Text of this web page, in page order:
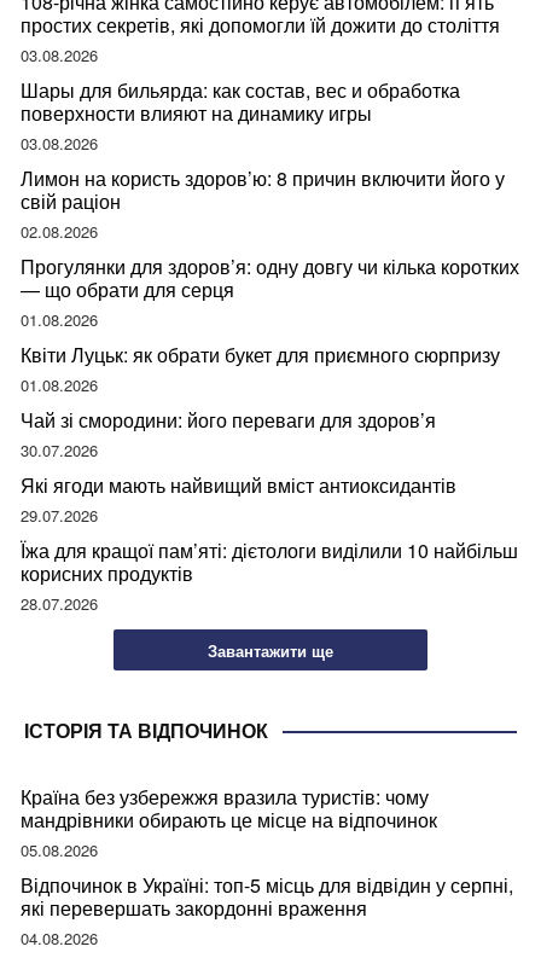
простих секретів, які допомогли їй дожити до століття
03.08.2026
Шары для бильярда: как состав, вес и обработка
поверхности влияют на динамику игры
03.08.2026
Лимон на користь здоров’ю: 8 причин включити його у
свій раціон
02.08.2026
Прогулянки для здоров’я: одну довгу чи кілька коротких
— що обрати для серця
01.08.2026
Квіти Луцьк: як обрати букет для приємного сюрпризу
01.08.2026
Чай зі смородини: його переваги для здоров’я
30.07.2026
Які ягоди мають найвищий вміст антиоксидантів
29.07.2026
Їжа для кращої пам’яті: дієтологи виділили 10 найбільш
корисних продуктів
28.07.2026
Завантажити ще
ІСТОРІЯ ТА ВІДПОЧИНОК
Країна без узбережжя вразила туристів: чому
мандрівники обирають це місце на відпочинок
05.08.2026
Відпочинок в Україні: топ-5 місць для відвідин у серпні,
які перевершать закордонні враження
04.08.2026